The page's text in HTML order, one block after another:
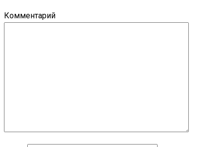
Комментарий